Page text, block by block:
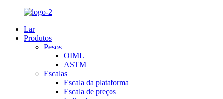
Lar
Produtos
Pesos
OIML
ASTM
Escalas
Escala da plataforma
Escala de preços